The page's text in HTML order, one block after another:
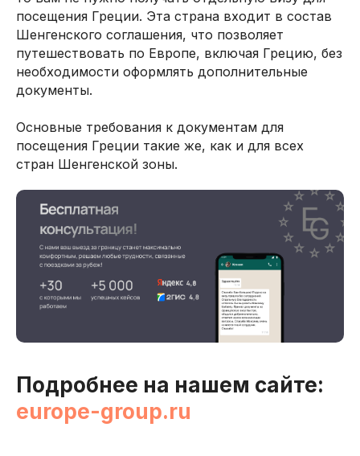
посещения Греции. Эта страна входит в состав
Шенгенского соглашения, что позволяет
путешествовать по Европе, включая Грецию, без
необходимости оформлять дополнительные
документы.
Основные требования к документам для
посещения Греции такие же, как и для всех
стран Шенгенской зоны.
Подробнее на нашем сайте:
europe-group.ru